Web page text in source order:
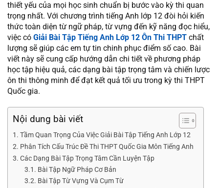
thiết yếu của mọi học sinh chuẩn bị bước vào kỳ thi quan
trọng nhất. Với chương trình tiếng Anh lớp 12 đòi hỏi kiến
thức toàn diện từ ngữ pháp, từ vựng đến kỹ năng đọc hiểu,
việc có Giải Bài Tập Tiếng Anh Lớp 12 Ôn Thi THPT chất
lượng sẽ giúp các em tự tin chinh phục điểm số cao. Bài
viết này sẽ cung cấp hướng dẫn chi tiết về phương pháp
học tập hiệu quả, các dạng bài tập trọng tâm và chiến lược
ôn thi thông minh để đạt kết quả tối ưu trong kỳ thi THPT
Quốc gia.
Nội dung bài viết
Tầm Quan Trọng Của Việc Giải Bài Tập Tiếng Anh Lớp 12
Phân Tích Cấu Trúc Đề Thi THPT Quốc Gia Môn Tiếng Anh
Các Dạng Bài Tập Trọng Tâm Cần Luyện Tập
Bài Tập Ngữ Pháp Cơ Bản
Bài Tập Từ Vựng Và Cụm Từ